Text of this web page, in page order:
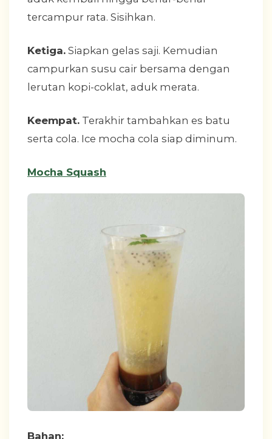
tercampur rata. Sisihkan.
Ketiga. Siapkan gelas saji. Kemudian
campurkan susu cair bersama dengan
lerutan kopi-coklat, aduk merata.
Keempat. Terakhir tambahkan es batu
serta cola. Ice mocha cola siap diminum.
Mocha Squash
Bahan: